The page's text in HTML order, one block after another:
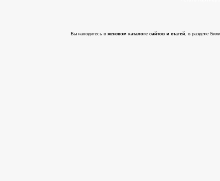
Вы находитесь в женском каталоге сайтов и статей, в разделе